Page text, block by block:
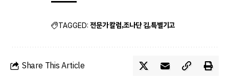
TAGGED: 전문가 칼럼 조나단 김특별기고
Share This Article